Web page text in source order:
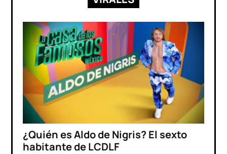
¿Quién es Aldo de Nigris? El sexto
habitante de LCDLF